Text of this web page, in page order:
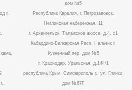
г,
дом №5
Республика Карелия, г. Петрозаводск,
Неглинская набережная, 11
г. Архангельск, Талажское шоссе, д.4, с1
Кабардино-Балкарская Респ, Нальчик г,
Кузнечный пер, дом №5
г. Краснодар, Уральская, д.144/1
республика Крым, Симферополь г., ул. Глинки,
дом №67Г